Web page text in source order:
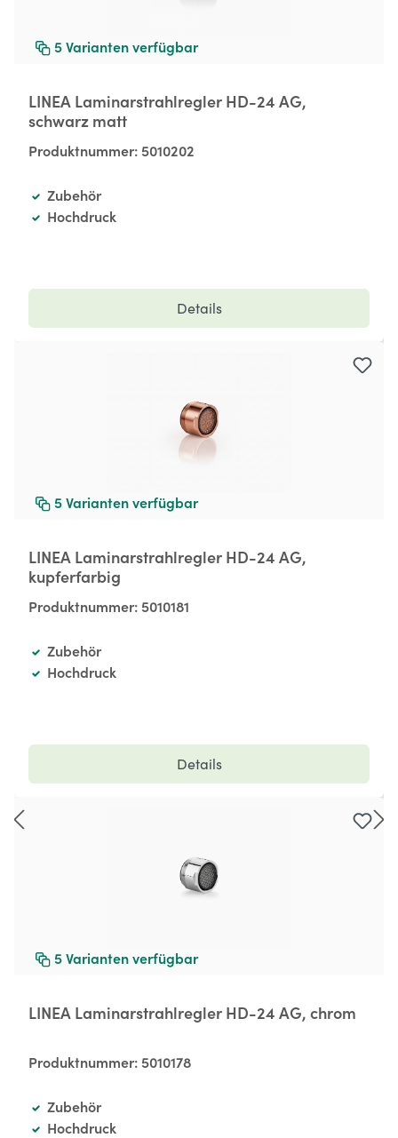
5 Varianten verfügbar
LINEA Laminarstrahlregler HD-24 AG,
schwarz matt
Produktnummer: 5010202
Zubehör
Hochdruck
Details
5 Varianten verfügbar
LINEA Laminarstrahlregler HD-24 AG,
kupferfarbig
Produktnummer: 5010181
Zubehör
Hochdruck
Details
5 Varianten verfügbar
LINEA Laminarstrahlregler HD-24 AG, chrom
Produktnummer: 5010178
Zubehör
Hochdruck